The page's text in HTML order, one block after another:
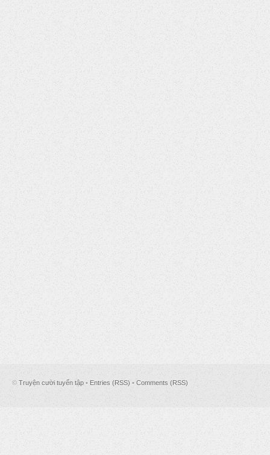
© Truyện cười tuyển tập • Entries (RSS) • Comments (RSS)